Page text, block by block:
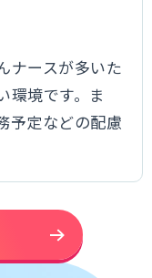
ナースが多いた
環境です。ま
予定などの配慮